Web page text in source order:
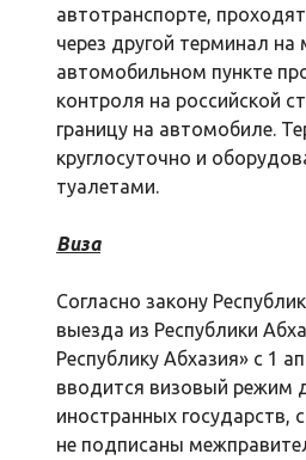
автотранспорте,
через другой терминал
автомобильном пункте
контроля на российской
границу на автомобиле.
круглосуточно и
туалетами.
Виза
Согласно закону
выезда из Республики
Республику Абхазия» с 1
вводится визовый режим
иностранных государств,
не подписаны